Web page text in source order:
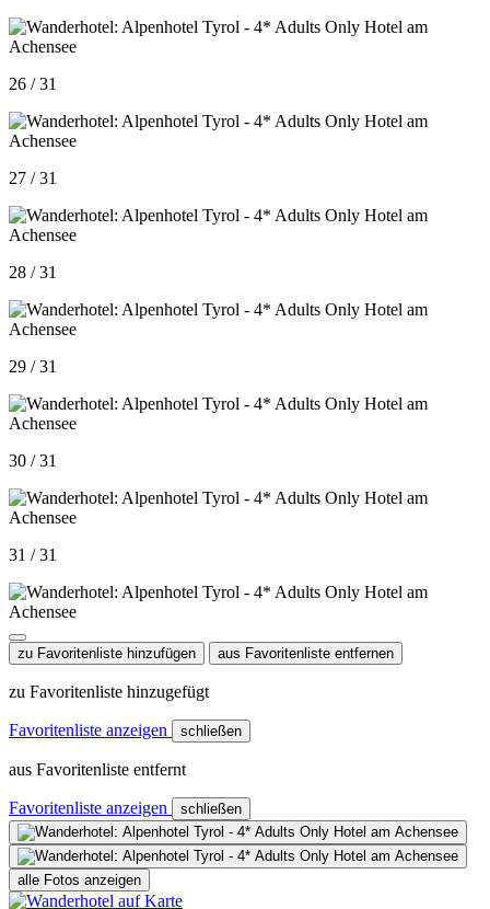
26 / 31
27 / 31
28 / 31
29 / 31
30 / 31
31 / 31
zu Favoritenliste hinzufügen aus Favoritenliste entfernen
zu Favoritenliste hinzugefügt
Favoritenliste anzeigen schließen
aus Favoritenliste entfernt
Favoritenliste anzeigen schließen
alle Fotos anzeigen